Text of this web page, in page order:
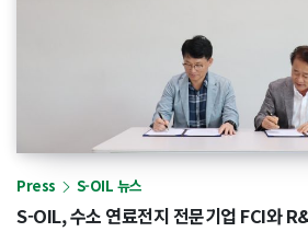
Press S-OIL 뉴스
S-OIL, 수소 연료전지 전문기업 FCI와